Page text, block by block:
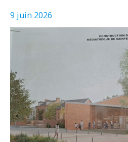
9 juin 2026